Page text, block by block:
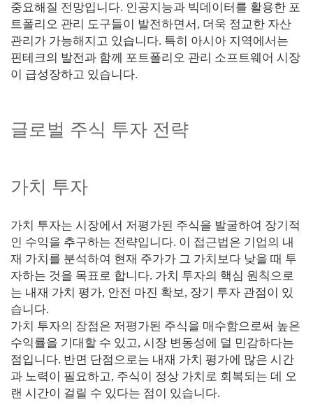
중요해질 전망입니다. 인공지능과 빅데이터를 활용한 포
트폴리오 관리 도구들이 발전하면서, 더욱 정교한 자산
관리가 가능해지고 있습니다. 특히 아시아 지역에서는
핀테크의 발전과 함께 포트폴리오 관리 소프트웨어 시장
이 급성장하고 있습니다.
글로벌 주식 투자 전략
가치 투자
가치 투자는 시장에서 저평가된 주식을 발굴하여 장기적
인 수익을 추구하는 전략입니다. 이 접근법은 기업의 내
재 가치를 분석하여 현재 주가가 그 가치보다 낮을 때 투
자하는 것을 목표로 합니다. 가치 투자의 핵심 원칙으로
는 내재 가치 평가, 안전 마진 확보, 장기 투자 관점이 있
습니다.
가치 투자의 장점은 저평가된 주식을 매수함으로써 높은
수익률을 기대할 수 있고, 시장 변동성에 덜 민감하다는
점입니다. 반면 단점으로는 내재 가치 평가에 많은 시간
과 노력이 필요하고, 주식이 정상 가치로 회복되는 데 오
랜 시간이 걸릴 수 있다는 점이 있습니다.